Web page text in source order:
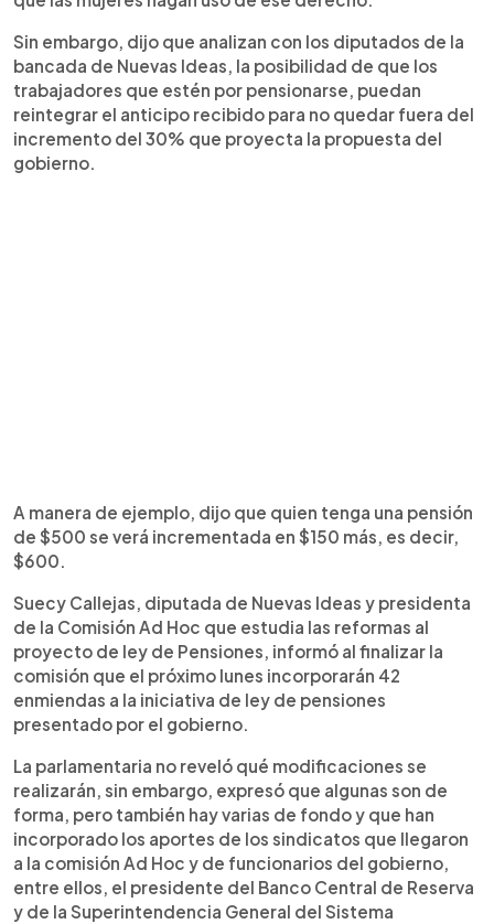
Sin embargo, dijo que analizan con los diputados de la
bancada de Nuevas Ideas, la posibilidad de que los
trabajadores que estén por pensionarse, puedan
reintegrar el anticipo recibido para no quedar fuera del
incremento del 30% que proyecta la propuesta del
gobierno.
A manera de ejemplo, dijo que quien tenga una pensión
de $500 se verá incrementada en $150 más, es decir,
$600.
Suecy Callejas, diputada de Nuevas Ideas y presidenta
de la Comisión Ad Hoc que estudia las reformas al
proyecto de ley de Pensiones, informó al finalizar la
comisión que el próximo lunes incorporarán 42
enmiendas a la iniciativa de ley de pensiones
presentado por el gobierno.
La parlamentaria no reveló qué modificaciones se
realizarán, sin embargo, expresó que algunas son de
forma, pero también hay varias de fondo y que han
incorporado los aportes de los sindicatos que llegaron
a la comisión Ad Hoc y de funcionarios del gobierno,
entre ellos, el presidente del Banco Central de Reserva
y de la Superintendencia General del Sistema